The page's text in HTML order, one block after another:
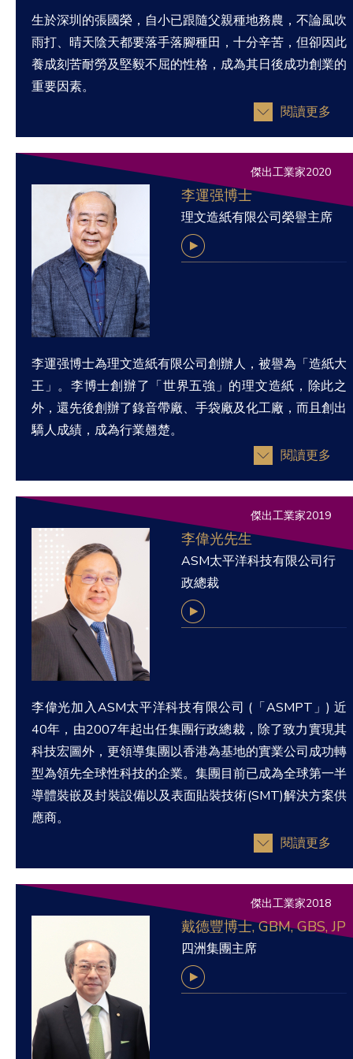
生於深圳的張國榮，自小已跟隨父親種地務農，不論風吹
雨打、晴天陰天都要落手落腳種田，十分辛苦，但卻因此
養成刻苦耐勞及堅毅不屈的性格，成為其日後成功創業的
重要因素。
閱讀更多
傑出工業家2020
李運强博士
理文造紙有限公司榮譽主席
李運强博士為理文造紙有限公司創辦人，被譽為「造紙大
王」。李博士創辦了「世界五強」的理文造紙，除此之
外，還先後創辦了錄音帶廠、手袋廠及化工廠，而且創出
驕人成績，成為行業翹楚。
閱讀更多
傑出工業家2019
李偉光先生
ASM太平洋科技有限公司行
政總裁
李偉光加入ASM太平洋科技有限公司 (「ASMPT」) 近
40年，由2007年起出任集團行政總裁，除了致力實現其
科技宏圖外，更領導集團以香港為基地的實業公司成功轉
型為領先全球性科技的企業。集團目前已成為全球第一半
導體裝嵌及封裝設備以及表面貼裝技術(SMT)解決方案供
應商。
閱讀更多
傑出工業家2018
戴德豐博士, GBM, GBS, JP
四洲集團主席